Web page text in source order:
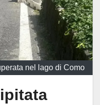
nel lago di Como